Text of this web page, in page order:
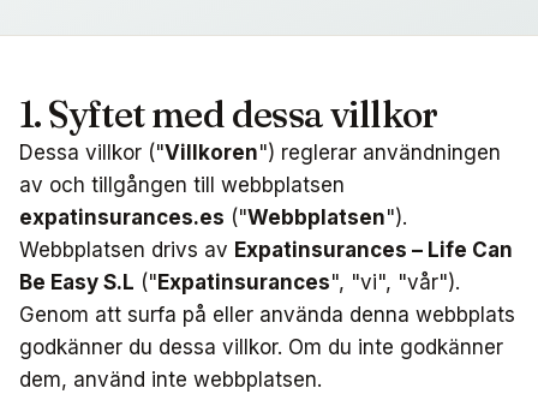
1. Syftet med dessa villkor
Dessa villkor ("Villkoren") reglerar användningen
av och tillgången till webbplatsen
expatinsurances.es ("Webbplatsen").
Webbplatsen drivs av Expatinsurances – Life Can
Be Easy S.L (" Expatinsurances", "vi", "vår").
Genom att surfa på eller använda denna webbplats
godkänner du dessa villkor. Om du inte godkänner
dem, använd inte webbplatsen.